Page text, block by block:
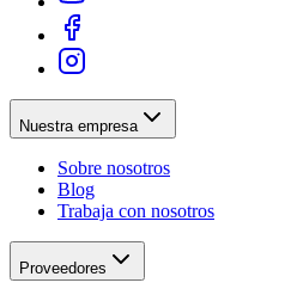
Nuestra empresa
Sobre nosotros
Blog
Trabaja con nosotros
Proveedores